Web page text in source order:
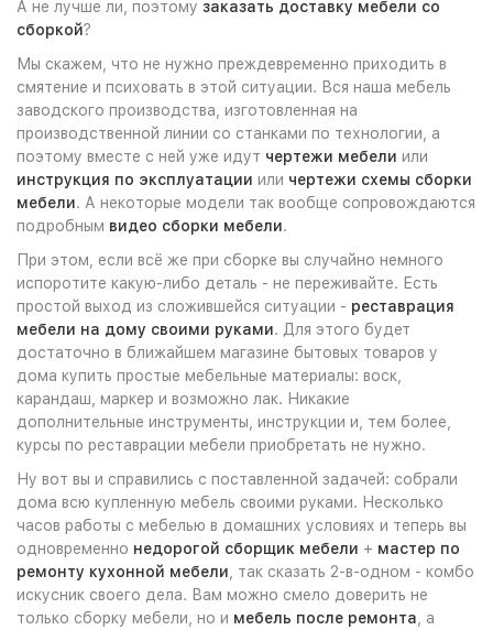
А не лучше ли, поэтому заказать доставку мебели со
сборкой?
Мы скажем, что не нужно преждевременно приходить в
смятение и психовать в этой ситуации. Вся наша мебель
заводского производства, изготовленная на
производственной линии со станками по технологии, а
поэтому вместе с ней уже идут чертежи мебели или
инструкция по эксплуатации или чертежи схемы сборки
мебели. А некоторые модели так вообще сопровождаются
подробным видео сборки мебели.
При этом, если всё же при сборке вы случайно немного
испоротите какую-либо деталь - не переживайте. Есть
простой выход из сложившейся ситуации - реставрация
мебели на дому своими руками. Для этого будет
достаточно в ближайшем магазине бытовых товаров у
дома купить простые мебельные материалы: воск,
карандаш, маркер и возможно лак. Никакие
дополнительные инструменты, инструкции и, тем более,
курсы по реставрации мебели приобретать не нужно.
Ну вот вы и справились с поставленной задачей: собрали
дома всю купленную мебель своими руками. Несколько
часов работы с мебелью в домашних условиях и теперь вы
одновременно недорогой сборщик мебели + мастер по
ремонту кухонной мебели , так сказать 2-в-одном - комбо
искусник своего дела. Вам можно смело доверить не
только сборку мебели, но и мебель после ремонта , а